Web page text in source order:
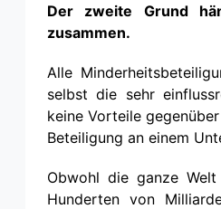
Der zweite Grund
zusammen.
Alle
selbst die sehr
keine Vorteile
Beteiligung an einem
Obwohl die ganze
Hunderten von